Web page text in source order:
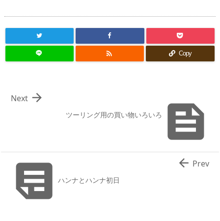
 Copy

ツーリング用の買い物いろいろ

Next
ハンナとハンナ初日
 Prev